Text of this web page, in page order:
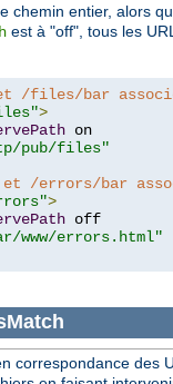
chemin entier, alors
est à "off", tous les
/files/bar
>
on
pub/files"
/errors/bar
>
off
www/errors.html"
correspondance des